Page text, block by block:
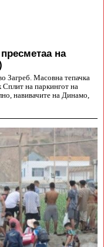
на
Загреб. Масовна тепачка
Сплит на паркингот на
навивачите на Динамо,